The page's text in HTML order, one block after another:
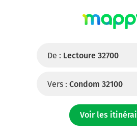
De : Lectoure 32700
Vers : Condom 32100
Voir les